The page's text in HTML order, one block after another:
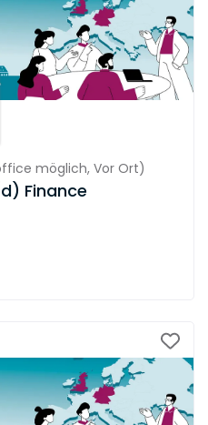
möglich, Vor Ort)
Finance